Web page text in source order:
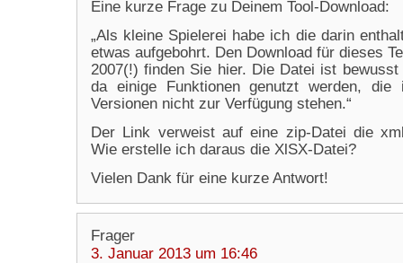
Eine kurze Frage zu Deinem Tool-Download:
„Als kleine Spielerei habe ich die darin
etwas aufgebohrt. Den Download für dieses
2007(!) finden Sie hier. Die Datei ist bewusst
da einige Funktionen genutzt werden, die
Versionen nicht zur Verfügung stehen.“
Der Link verweist auf eine zip-Datei die
Wie erstelle ich daraus die XlSX-Datei?
Vielen Dank für eine kurze Antwort!
Frager
3. Januar 2013 um 16:46